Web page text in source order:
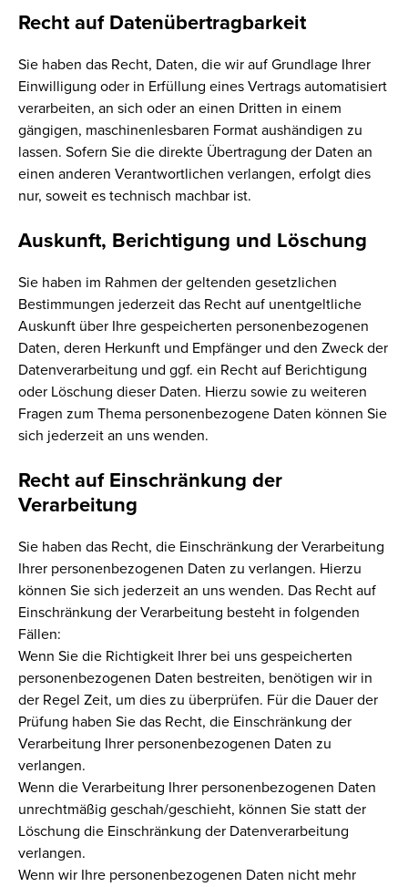
Recht auf Datenübertragbarkeit
Sie haben das Recht, Daten, die wir auf Grundlage Ihrer
Einwilligung oder in Erfüllung eines Vertrags automatisiert
verarbeiten, an sich oder an einen Dritten in einem
gängigen, maschinenlesbaren Format aushändigen zu
lassen. Sofern Sie die direkte Übertragung der Daten an
einen anderen Verantwortlichen verlangen, erfolgt dies
nur, soweit es technisch machbar ist.
Auskunft, Berichtigung und Löschung
Sie haben im Rahmen der geltenden gesetzlichen
Bestimmungen jederzeit das Recht auf unentgeltliche
Auskunft über Ihre gespeicherten personenbezogenen
Daten, deren Herkunft und Empfänger und den Zweck der
Datenverarbeitung und ggf. ein Recht auf Berichtigung
oder Löschung dieser Daten. Hierzu sowie zu weiteren
Fragen zum Thema personenbezogene Daten können Sie
sich jederzeit an uns wenden.
Recht auf Einschränkung der
Verarbeitung
Sie haben das Recht, die Einschränkung der Verarbeitung
Ihrer personenbezogenen Daten zu verlangen. Hierzu
können Sie sich jederzeit an uns wenden. Das Recht auf
Einschränkung der Verarbeitung besteht in folgenden
Fällen:
Wenn Sie die Richtigkeit Ihrer bei uns gespeicherten
personenbezogenen Daten bestreiten, benötigen wir in
der Regel Zeit, um dies zu überprüfen. Für die Dauer der
Prüfung haben Sie das Recht, die Einschränkung der
Verarbeitung Ihrer personenbezogenen Daten zu
verlangen.
Wenn die Verarbeitung Ihrer personenbezogenen Daten
unrechtmäßig geschah/geschieht, können Sie statt der
Löschung die Einschränkung der Datenverarbeitung
verlangen.
Wenn wir Ihre personenbezogenen Daten nicht mehr